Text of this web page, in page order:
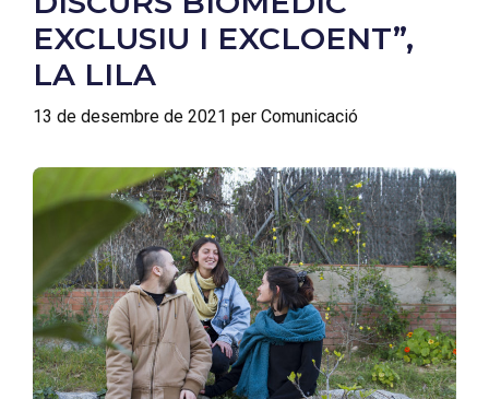
EXCLUSIU I EXCLOENT”,
LA LILA
13 de desembre de 2021 per Comunicació